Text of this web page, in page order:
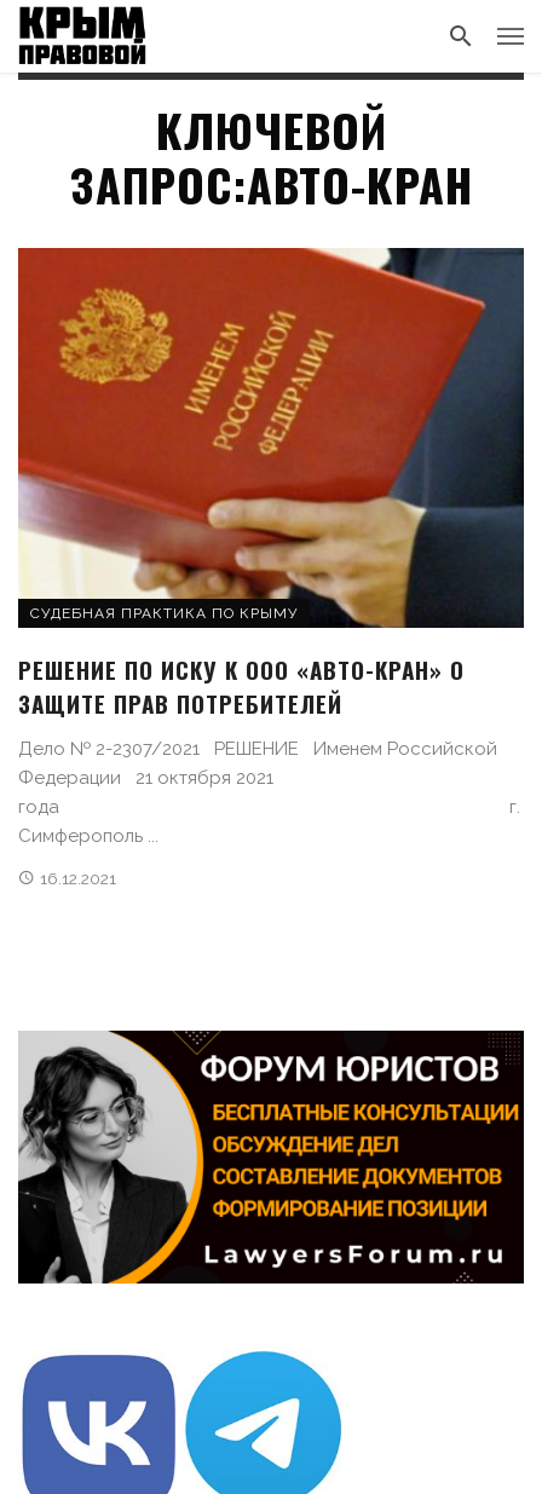
КЛЮЧЕВОЙ
ЗАПРОС:АВТО-КРАН
СУДЕБНАЯ ПРАКТИКА ПО КРЫМУ
РЕШЕНИЕ ПО ИСКУ К ООО «АВТО-КРАН» О
ЗАЩИТЕ ПРАВ ПОТРЕБИТЕЛЕЙ
Дело № 2-2307/2021 РЕШЕНИЕ Именем Российской
Федерации 21 октября 2021
года г.
Симферополь ...
16.12.2021